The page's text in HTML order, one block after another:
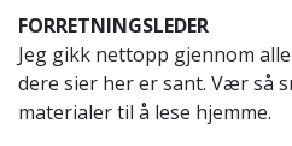
FORRETNINGSLEDER
Jeg gikk nettopp gjennom
dere sier her er sant. Vær så
materialer til å lese hjemme.